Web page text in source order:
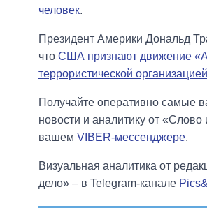
человек.
Президент Америки Дональд
что США признают движение
террористической
Получайте оперативно самые
новости и аналитику от «Слово
вашем VIBER-мессенджере.
Визуальная аналитика от
дело» – в Telegram-канале